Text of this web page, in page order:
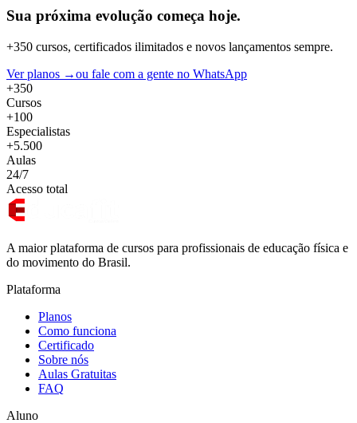
Sua próxima evolução começa hoje.
+350 cursos, certificados ilimitados e novos lançamentos sempre.
Ver planos →ou fale com a gente no WhatsApp
+350
Cursos
+100
Especialistas
+5.500
Aulas
24/7
Acesso total
A maior plataforma de cursos para profissionais de educação física e
do movimento do Brasil.
Plataforma
Planos
Como funciona
Certificado
Sobre nós
Aulas Gratuitas
FAQ
Aluno